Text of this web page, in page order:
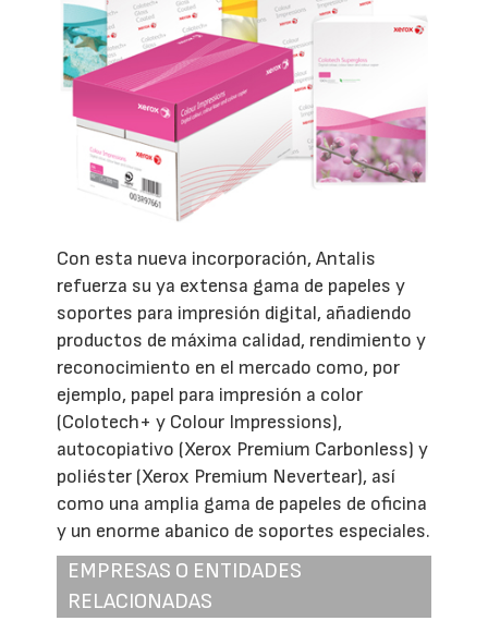
Con esta nueva incorporación, Antalis
refuerza su ya extensa gama de papeles y
soportes para impresión digital, añadiendo
productos de máxima calidad, rendimiento y
reconocimiento en el mercado como, por
ejemplo, papel para impresión a color
(Colotech+ y Colour Impressions),
autocopiativo (Xerox Premium Carbonless) y
poliéster (Xerox Premium Nevertear), así
como una amplia gama de papeles de oficina
y un enorme abanico de soportes especiales.
EMPRESAS O ENTIDADES
RELACIONADAS